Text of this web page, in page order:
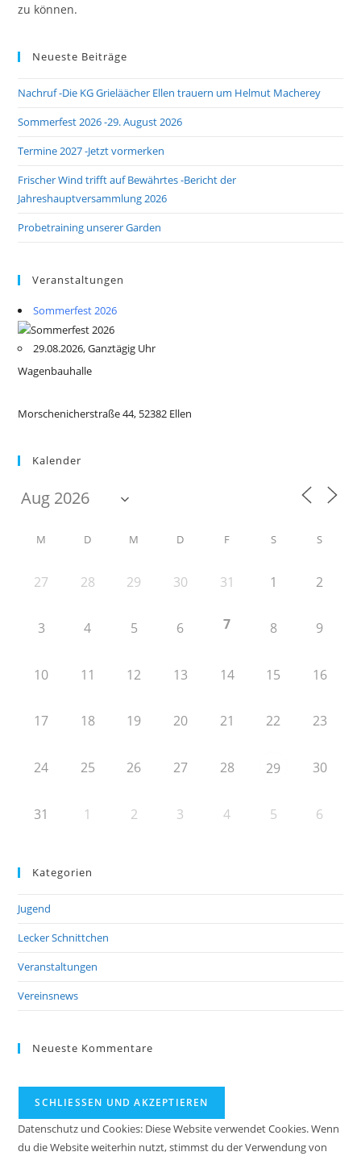
zu können.
Neueste Beiträge
Nachruf -Die KG Grieläächer Ellen trauern um Helmut Macherey
Sommerfest 2026 -29. August 2026
Termine 2027 -Jetzt vormerken
Frischer Wind trifft auf Bewährtes -Bericht der
Jahreshauptversammlung 2026
Probetraining unserer Garden
Veranstaltungen
Sommerfest 2026
29.08.2026, Ganztägig Uhr
Wagenbauhalle
Morschenicherstraße 44, 52382 Ellen
Kalender
M D M D F S S
27 28 29 30 31 1 2
3 4 5 6 7 8 9
10 11 12 13 14 15 16
17 18 19 20 21 22 23
24 25 26 27 28 29 30
31 1 2 3 4 5 6
Kategorien
Jugend
Lecker Schnittchen
Veranstaltungen
Vereinsnews
Neueste Kommentare
Datenschutz und Cookies: Diese Website verwendet Cookies. Wenn
du die Website weiterhin nutzt, stimmst du der Verwendung von